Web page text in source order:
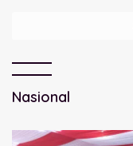
Nasional